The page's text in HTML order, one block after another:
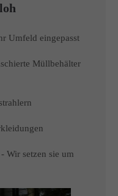
Umfeld eingepasst
Müllbehälter
Wir setzen sie um